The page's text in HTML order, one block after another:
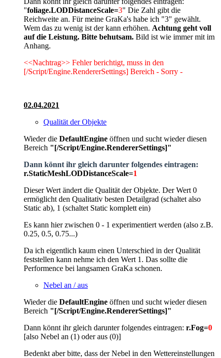
"foliage.LODDistanceScale=3" Die Zahl gibt die
Reichweite an. Für meine GraKa's habe ich "3" gewählt.
Wem das zu wenig ist der kann erhöhen. Achtung geht voll
auf die Leistung. Bitte behutsam. Bild ist wie immer mit im
Anhang.
<<Nachtrag>> Fehler berichtigt, muss in den
[/Script/Engine.RendererSettings] Bereich - Sorry -
02.04.2021
Qualität der Objekte
Wieder die DefaultEngine öffnen und sucht wieder diesen
Bereich "[/Script/Engine.RendererSettings]"
Dann könnt ihr gleich darunter folgendes eintragen:
r.StaticMeshLODDistanceScale=1
Dieser Wert ändert die Qualität der Objekte. Der Wert 0
ermöglicht den Qualitativ besten Detailgrad (schaltet also
Static ab), 1 (schaltet Static komplett ein)
Es kann hier zwischen 0 - 1 experimentiert werden (also z.B.
0.25, 0.5, 0.75...)
Da ich eigentlich kaum einen Unterschied in der Qualität
feststellen kann nehme ich den Wert 1. Das sollte die
Performence bei langsamen GraKa schonen.
Nebel an / aus
Wieder die DefaultEngine öffnen und sucht wieder diesen
Bereich "[/Script/Engine.RendererSettings]"
Dann könnt ihr gleich darunter folgendes eintragen: r.Fog=0
[also Nebel an (1) oder aus (0)]
Bedenkt aber bitte, dass der Nebel in den Wettereinstellungen